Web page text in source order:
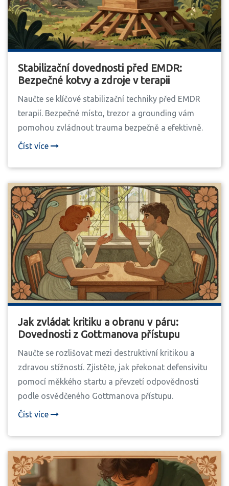
Stabilizační dovednosti před EMDR:
Bezpečné kotvy a zdroje v terapii
Naučte se klíčové stabilizační techniky před EMDR
terapií. Bezpečné místo, trezor a grounding vám
pomohou zvládnout trauma bezpečně a efektivně.
Číst více
Jak zvládat kritiku a obranu v páru:
Dovednosti z Gottmanova přístupu
Naučte se rozlišovat mezi destruktivní kritikou a
zdravou stížností. Zjistěte, jak překonat defensivitu
pomocí měkkého startu a převzetí odpovědnosti
podle osvědčeného Gottmanova přístupu.
Číst více